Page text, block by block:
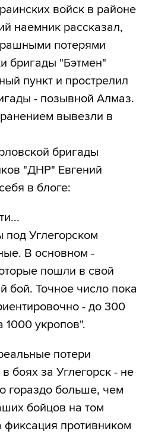
войск в районе
наемник рассказал,
потерями
бригады "Бэтмен"
пункт и прострелил
- позывной Алмаз.
вывезли в
бригады
"ДНР" Евгений
в блоге:
под Углегорском
В основном -
пошли в свой
бой. Точное число пока
- до 300
1000 укропов".
потери
боях за Углегорск - не
гораздо больше, чем
бойцов на том
фиксация противником